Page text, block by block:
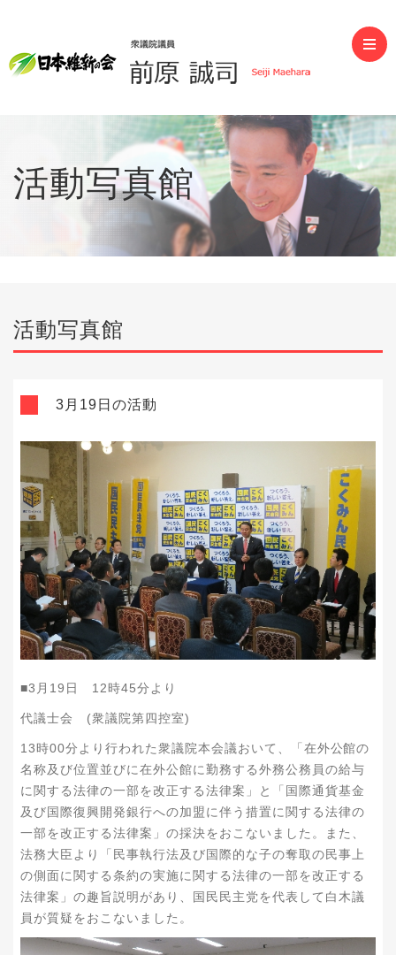
前原誠司（衆議院議員）
活動写真館
活動写真館
3月19日の活動
■3月19日 12時45分より
代議士会 (衆議院第四控室)
13時00分より行われた衆議院本会議おいて、「在外公館の
名称及び位置並びに在外公館に勤務する外務公務員の給与
に関する法律の一部を改正する法律案」と「国際通貨基金
及び国際復興開発銀行への加盟に伴う措置に関する法律の
一部を改正する法律案」の採決をおこないました。また、
法務大臣より「民事執行法及び国際的な子の奪取の民事上
の側面に関する条約の実施に関する法律の一部を改正する
法律案」の趣旨説明があり、国民民主党を代表して白木議
員が質疑をおこないました。